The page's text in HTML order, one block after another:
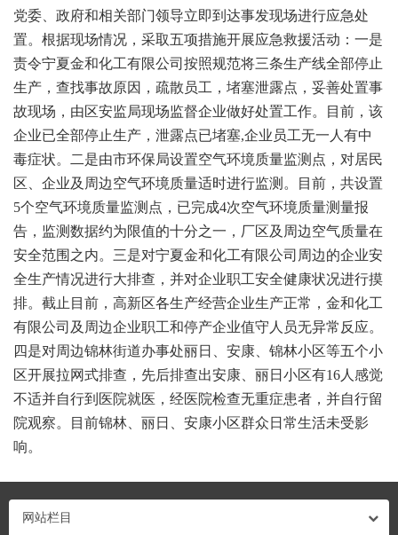
党委、政府和相关部门领导立即到达事发现场进行应急处
置。根据现场情况，采取五项措施开展应急救援活动：一是
责令宁夏金和化工有限公司按照规范将三条生产线全部停止
生产，查找事故原因，疏散员工，堵塞泄露点，妥善处置事
故现场，由区安监局现场监督企业做好处置工作。目前，该
企业已全部停止生产，泄露点已堵塞,企业员工无一人有中
毒症状。二是由市环保局设置空气环境质量监测点，对居民
区、企业及周边空气环境质量适时进行监测。目前，共设置
5个空气环境质量监测点，已完成4次空气环境质量测量报
告，监测数据约为限值的十分之一，厂区及周边空气质量在
安全范围之内。三是对宁夏金和化工有限公司周边的企业安
全生产情况进行大排查，并对企业职工安全健康状况进行摸
排。截止目前，高新区各生产经营企业生产正常，金和化工
有限公司及周边企业职工和停产企业值守人员无异常反应。
四是对周边锦林街道办事处丽日、安康、锦林小区等五个小
区开展拉网式排查，先后排查出安康、丽日小区有16人感觉
不适并自行到医院就医，经医院检查无重症患者，并自行留
院观察。目前锦林、丽日、安康小区群众日常生活未受影
响。
网站栏目